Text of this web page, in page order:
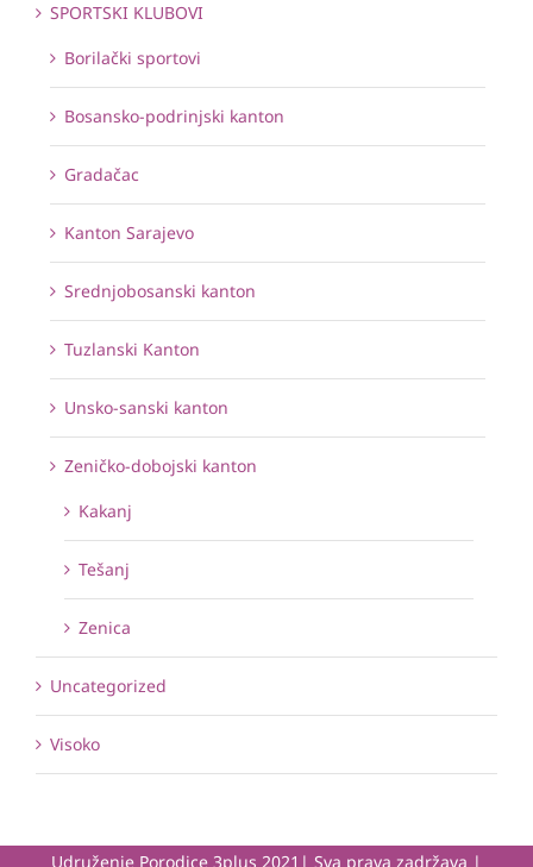
SPORTSKI KLUBOVI
Borilački sportovi
Bosansko-podrinjski kanton
Gradačac
Kanton Sarajevo
Srednjobosanski kanton
Tuzlanski Kanton
Unsko-sanski kanton
Zeničko-dobojski kanton
Kakanj
Tešanj
Zenica
Uncategorized
Visoko
Udruženje Porodice 3plus 2021| Sva prava zadržava |